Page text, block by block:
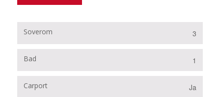
Soverom 3
Bad 1
Carport Ja